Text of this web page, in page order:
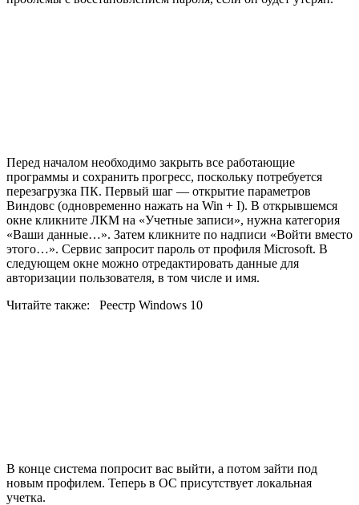
Перед началом необходимо закрыть все работающие
программы и сохранить прогресс, поскольку потребуется
перезагрузка ПК. Первый шаг — открытие параметров
Виндовс (одновременно нажать на Win + I). В открывшемся
окне кликните ЛКМ на «Учетные записи», нужна категория
«Ваши данные…». Затем кликните по надписи «Войти вместо
этого…». Сервис запросит пароль от профиля Microsoft. В
следующем окне можно отредактировать данные для
авторизации пользователя, в том числе и имя.
Читайте также:
Реестр Windows 10
В конце система попросит вас выйти, а потом зайти под
новым профилем. Теперь в ОС присутствует локальная
учетка.